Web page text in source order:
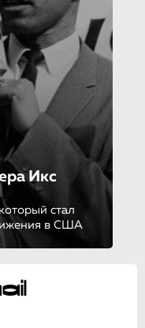
Икс
стал
в США